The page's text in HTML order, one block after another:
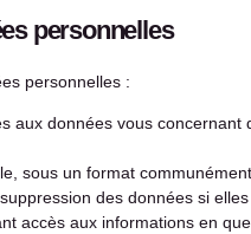
personnelles
personnelles :
aux données vous concernant
sous un format
des données si
accès aux informations en